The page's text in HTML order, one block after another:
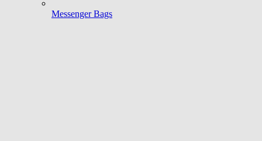
Messenger Bags